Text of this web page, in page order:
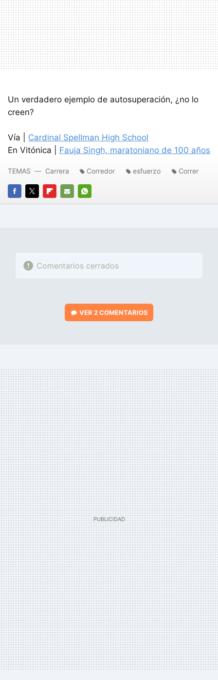
Un verdadero ejemplo de autosuperación, ¿no lo
creen?
Vía | Cardinal Spellman High School
En Vitónica | Fauja Singh, maratoniano de 100 años
FACEBOOK
TWITTERFLIPBOARD
E-
WHATSAPP
TEMAS Carrera Corredor esfuerzo Correr
Comentarios cerrados
VER2 COMENTARIOS